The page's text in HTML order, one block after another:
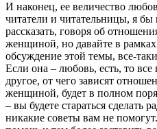
И наконец, ее величество
читатели и читательницы, я
рассказать, говоря об
женщиной, но давайте в рамках
обсуждение этой темы, все-
Если она – любовь, есть, то
другое, от чего зависят
женщиной, будет в полном
– вы будете стараться сделать
никакие советы вам не